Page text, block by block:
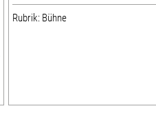
Rubrik: Bühne